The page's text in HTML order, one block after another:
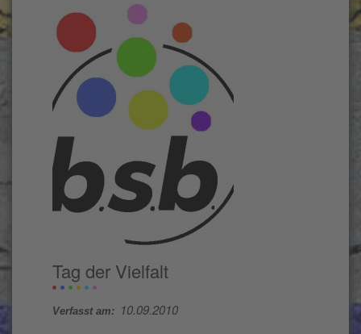
Tag der Vielfalt
Verfasst am: 10.09.2010